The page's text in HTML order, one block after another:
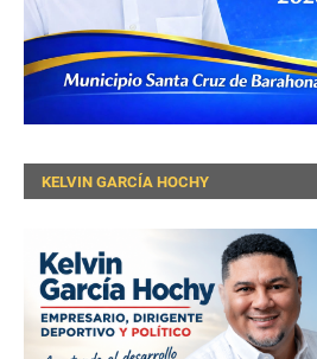
KELVIN GARCÍA HOCHY